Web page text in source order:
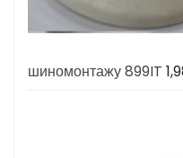
шиномонтажу 899IT